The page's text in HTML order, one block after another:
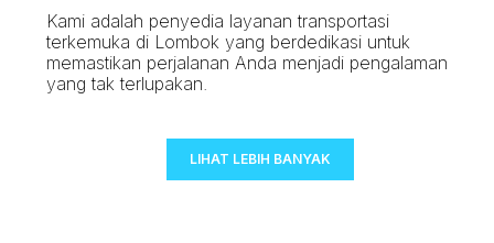
Kami adalah penyedia layanan transportasi
terkemuka di Lombok yang berdedikasi untuk
memastikan perjalanan Anda menjadi pengalaman
yang tak terlupakan.
LIHAT LEBIH BANYAK